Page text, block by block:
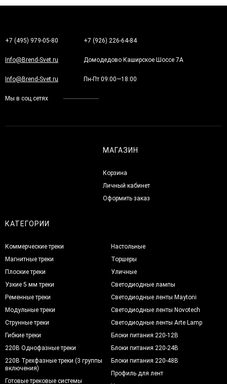
+7 (495) 979-05-80 +7 (926) 226-64-84
Info@Brend-Svet.ru Домодедово Каширское Шоссе 7А
Info@Brend-Svet.ru Пн-Пт 09:00—18:00
Мы в соц.сетях
МАГАЗИН
Корзина
Личный кабинет
Оформить заказ
КАТЕГОРИИ
Коммерческие треки
Магнитные треки
Плоские треки
Узкие 5 мм треки
Ременные треки
Модульные треки
Струнные треки
Гибкие треки
220В Однофазные треки
220В Трехфазные треки (3 группы
включения)
Готовые трековые системы
Настольные
Торшеры
Уличные
Светодиодные лампы
Светодиодные ленты Maytoni
Светодиодные ленты Novotech
Светодиодные ленты Arte Lamp
Блоки питания 220-12В
Блоки питания 220-24В
Блоки питания 220-48В
Профиль для лент